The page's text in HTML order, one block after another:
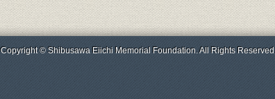
Copyright © Shibusawa Eiichi Memorial Foundation. All Rights